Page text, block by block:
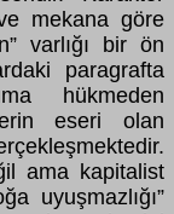
mekana göre
varlığı bir ön
paragrafta
hükmeden
eseri olan
ama kapitalist
uyuşmazlığı”